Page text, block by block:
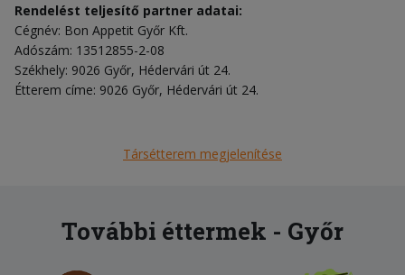
Rendelést teljesítő partner adatai:
Cégnév: Bon Appetit Győr Kft.
Adószám: 13512855-2-08
Székhely: 9026 Győr, Hédervári út 24.
Étterem címe: 9026 Győr, Hédervári út 24.
Társétterem megjelenítése
További éttermek - Győr